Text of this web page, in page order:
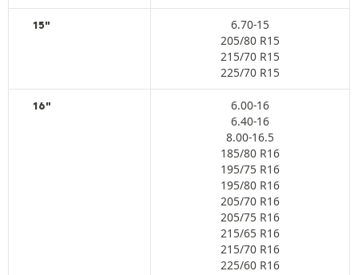
15"
6.70-15
205/80 R15
215/70 R15
225/70 R15
16"
6.00-16
6.40-16
8.00-16.5
185/80 R16
195/75 R16
195/80 R16
205/70 R16
205/75 R16
215/65 R16
215/70 R16
225/60 R16